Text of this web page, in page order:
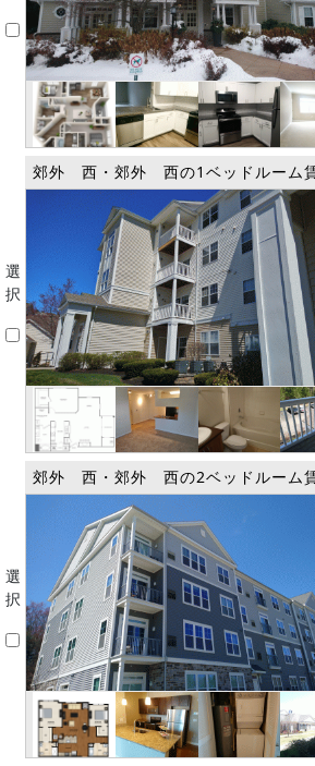
選
択
郊外 西・郊外 西の1ベッドルーム
選
択
郊外 西・郊外 西の2ベッドルーム